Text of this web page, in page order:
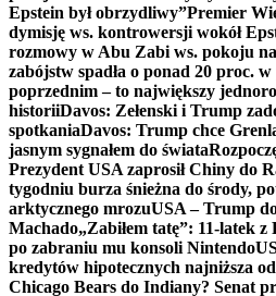
Epstein był obrzydliwy”Premier
dymisję ws. kontrowersji wokół
rozmowy w Abu Zabi ws. pokoju
zabójstw spadła o ponad 20 proc.
poprzednim – to największy
historiiDavos: Zełenski i Trump
spotkaniaDavos: Trump chce
jasnym sygnałem do świata
Prezydent USA zaprosił Chiny do
tygodniu burza śnieżna do środy,
arktycznego mrozuUSA – Trump
Machado„Zabiłem tatę”: 11-latek z
po zabraniu mu konsoli Nintendo
kredytów hipotecznych najniższa
Chicago Bears do Indiany? Senat